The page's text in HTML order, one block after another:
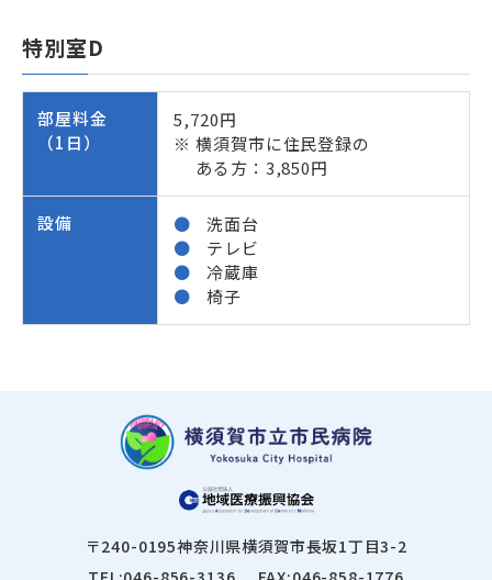
特別室D
部屋料金
（1日）
5,720円
横須賀市に住民登録の
ある方：3,850円
設備
洗面台
テレビ
冷蔵庫
椅子
〒240-0195神奈川県横須賀市長坂1丁目3-2